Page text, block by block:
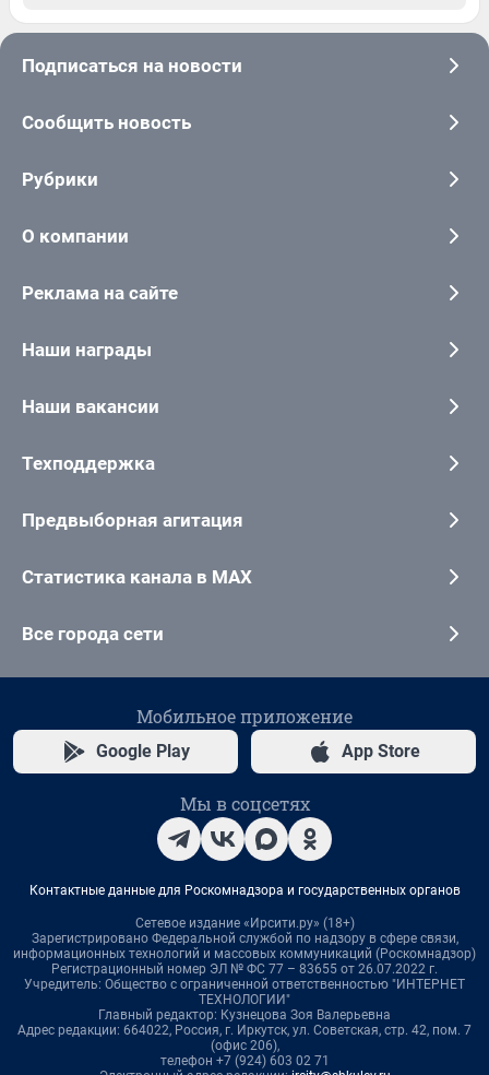
Подписаться на новости
Сообщить новость
Рубрики
О компании
Реклама на сайте
Наши награды
Наши вакансии
Техподдержка
Предвыборная агитация
Статистика канала в MAX
Все города сети
Мобильное приложение
Google Play App Store
Мы в соцсетях
Контактные данные для Роскомнадзора и государственных органов
Сетевое издание «Ирсити.ру» (18+)
Зарегистрировано Федеральной службой по надзору в сфере связи,
информационных технологий и массовых коммуникаций (Роскомнадзор)
Регистрационный номер ЭЛ № ФС 77 – 83655 от 26.07.2022 г.
Учредитель: Общество с ограниченной ответственностью "ИНТЕРНЕТ
ТЕХНОЛОГИИ"
Главный редактор: Кузнецова Зоя Валерьевна
Адрес редакции: 664022, Россия, г. Иркутск, ул. Советская, стр. 42, пом. 7
(офис 206),
телефон +7 (924) 603 02 71